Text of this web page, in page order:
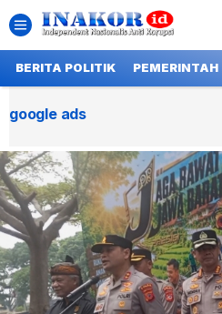
BERITA POLITIK PEMERINTAH
google ads